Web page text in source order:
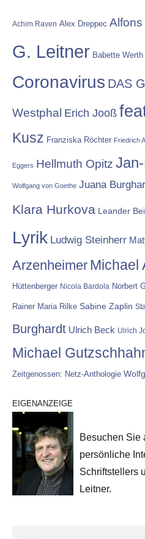
Achim Raven Alex Dreppec
G. Leitner Babette Werth
Coronavirus DAS
Westphal Erich Jooß
Kusz Franziska Röchter Friedrich
Eggers Hellmuth Opitz
Wolfgang von Goethe Juana
Klara Hurkova Leander
Lyrik Ludwig Steinherr
Arzenheimer Michael
Hüttenberger Nicola Bardola Norbert
Rainer Maria Rilke Sabine Zaplin
Burghardt Ulrich Beck Ulrich
Michael
Zeitgenossen: Netz-Anthologie
EIGENANZEIGE
Besuchen Sie
persönliche
Schriftstellers
Leitner.